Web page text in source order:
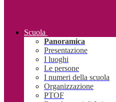
Scuola
Panoramica
Presentazione
I luoghi
Le persone
I numeri della scuola
Organizzazione
PTOF